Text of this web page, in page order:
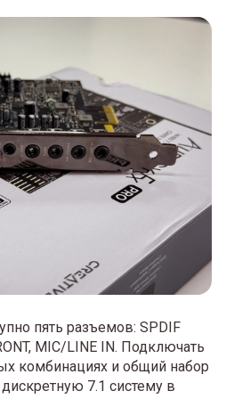
пять разъемов: SPDIF
MIC/LINE IN. Подключать
комбинациях и общий набор
7.1 систему в